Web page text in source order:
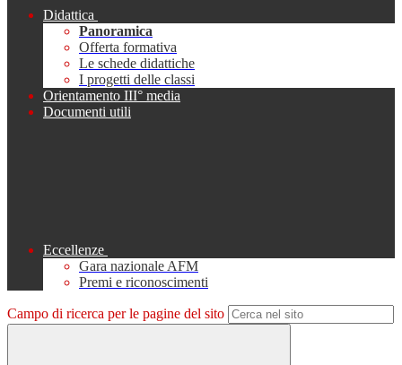
Didattica
Panoramica
Offerta formativa
Le schede didattiche
I progetti delle classi
Orientamento III° media
Documenti utili
Eccellenze
Gara nazionale AFM
Premi e riconoscimenti
Campo di ricerca per le pagine del sito